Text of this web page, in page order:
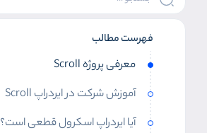
فهرست مطالب
معرفی پروژه Scroll
آموزش شرکت در ایردراپ Scroll
آیا ایردراپ اسکرول قطعی است؟